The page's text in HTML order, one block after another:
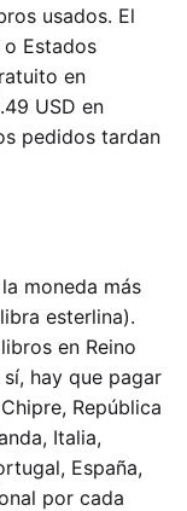
usados. El
Estados
en
USD en
pedidos tardan
moneda más
esterlina).
en Reino
hay que pagar
República
Italia,
España,
por cada